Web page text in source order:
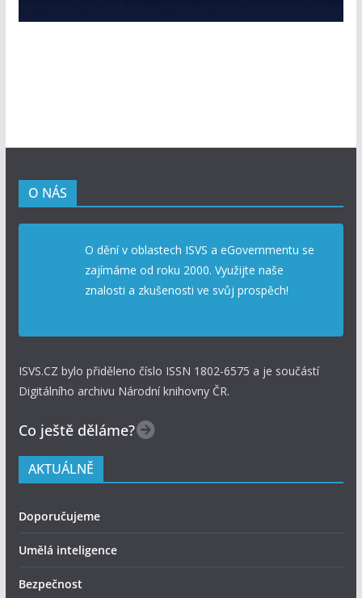
O NÁS
O dění v oblastech ISVS a eGovernmentu se
zajímáme od roku 2000. Využijte naše
znalosti a zkušenosti ve svůj prospěch!
ISVS.CZ bylo přiděleno číslo ISSN 1802-6575 a je součástí
Digitálního archivu Národní knihovny ČR.
Co ještě děláme?
AKTUÁLNĚ
Doporučujeme
Umělá inteligence
Bezpečnost